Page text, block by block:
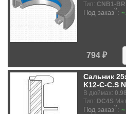
Тип: CNB1-BR
Под заказ?:
794 ₽
Сальник
K12-C-C.S
В дюймах:
Тип: DC4S
Под заказ?: